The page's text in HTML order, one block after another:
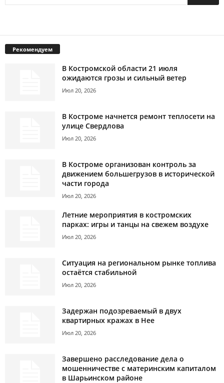
Рекомендуем
В Костромской области 21 июля
ожидаются грозы и сильный ветер
Июл 20, 2026
В Костроме начнется ремонт теплосети на
улице Свердлова
Июл 20, 2026
В Костроме организован контроль за
движением большегрузов в исторической
части города
Июл 20, 2026
Летние мероприятия в костромских
парках: игры и танцы на свежем воздухе
Июл 20, 2026
Ситуация на региональном рынке топлива
остаётся стабильной
Июл 20, 2026
Задержан подозреваемый в двух
квартирных кражах в Нее
Июл 20, 2026
Завершено расследование дела о
мошенничестве с материнским капиталом
в Шарьинском районе